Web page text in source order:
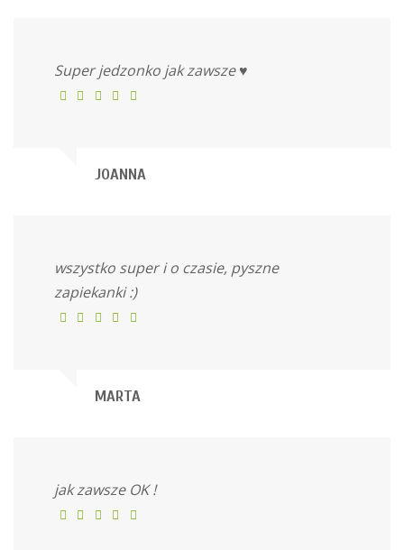
Super jedzonko jak zawsze ♥️
JOANNA
wszystko super i o czasie, pyszne
zapiekanki :)
MARTA
jak zawsze OK !